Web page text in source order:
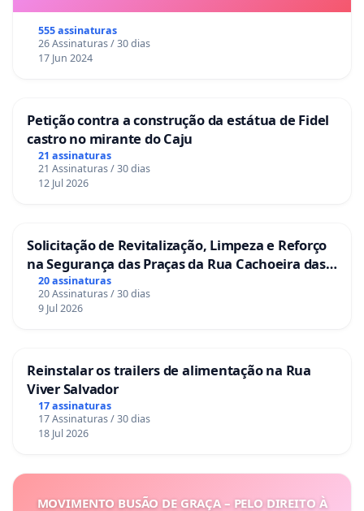
555 assinaturas
26 Assinaturas / 30 dias
17 Jun 2024
Petição contra a construção da estátua de Fidel
castro no mirante do Caju
21 assinaturas
21 Assinaturas / 30 dias
12 Jul 2026
Solicitação de Revitalização, Limpeza e Reforço
na Segurança das Praças da Rua Cachoeira das
Sete Ilhas
20 assinaturas
20 Assinaturas / 30 dias
9 Jul 2026
Reinstalar os trailers de alimentação na Rua
Viver Salvador
17 assinaturas
17 Assinaturas / 30 dias
18 Jul 2026
MOVIMENTO BUSÃO DE GRAÇA – PELO DIREITO À